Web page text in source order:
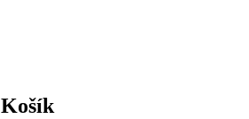
Košík